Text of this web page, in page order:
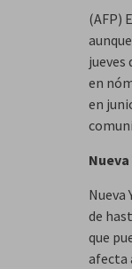
(AFP)
en
en
Nueva
de
que
afecta